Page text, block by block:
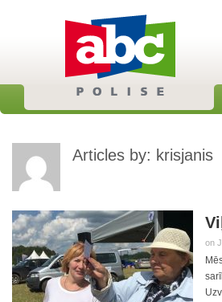
Articles by: krisjanis
on